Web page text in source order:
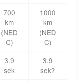
700
km
(NED
C)
1000
km
(NED
C)
3.9
sek
3.9
sek?